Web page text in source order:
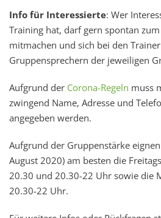
Info für Interessierte: Wer
Training hat, darf gern spontan
mitmachen und sich bei den
Gruppensprechern der jeweiligen
Aufgrund der Corona-Regeln muss
zwingend Name, Adresse und
angegeben werden.
Aufgrund der Gruppenstärke
August 2020) am besten die
20.30 und 20.30-22 Uhr sowie die
20.30-22 Uhr.